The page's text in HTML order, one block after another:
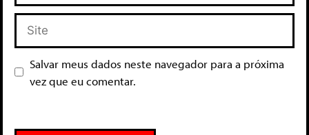
Salvar meus dados neste navegador para a próxima
vez que eu comentar.